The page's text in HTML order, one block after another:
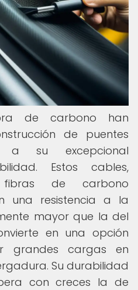
de carbono han
de puentes
a su excepcional
Estos cables,
de carbono
una resistencia a la
mayor que la del
en una opción
grandes cargas en
Su durabilidad
con creces la de